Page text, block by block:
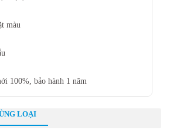
màu
100%, bảo hành 1 năm
LOẠI